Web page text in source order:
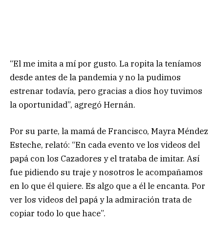
“El me imita a mí por gusto. La ropita la teníamos
desde antes de la pandemia y no la pudimos
estrenar todavía, pero gracias a dios hoy tuvimos
la oportunidad”, agregó Hernán.
Por su parte, la mamá de Francisco, Mayra Méndez
Esteche, relató: “En cada evento ve los videos del
papá con los Cazadores y el trataba de imitar. Así
fue pidiendo su traje y nosotros le acompañamos
en lo que él quiere. Es algo que a él le encanta. Por
ver los videos del papá y la admiración trata de
copiar todo lo que hace”.